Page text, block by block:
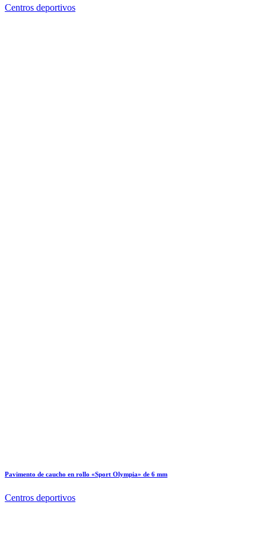
Centros deportivos
Pavimento de caucho en rollo «Sport Olympia» de 6 mm
Centros deportivos